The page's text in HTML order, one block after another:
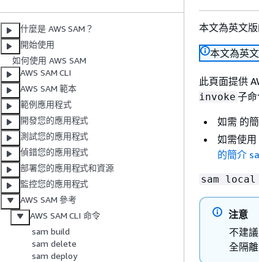
什麼是 AWS SAM？
開始使用
如何使用 AWS SAM
AWS SAM CLI
AWS SAM 範本
範例應用程式
開發您的應用程式
測試您的應用程式
偵錯您的應用程式
部署您的應用程式和資源
監控您的應用程式
AWS SAM 參考
AWS SAM CLI 命令
sam build
sam delete
sam deploy
本文為英文
本文為英
此頁面提供
invoke 子命
如需 的
如需使用
的簡介
sam
注意
不建
全隔